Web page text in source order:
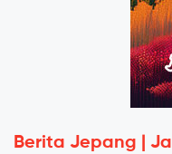
Berita Jepang |